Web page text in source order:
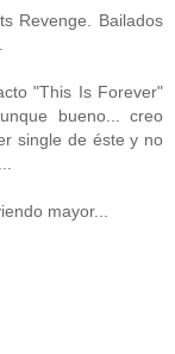
Revenge. Bailados
"This Is Forever"
bueno... creo
single de éste y no
mayor...